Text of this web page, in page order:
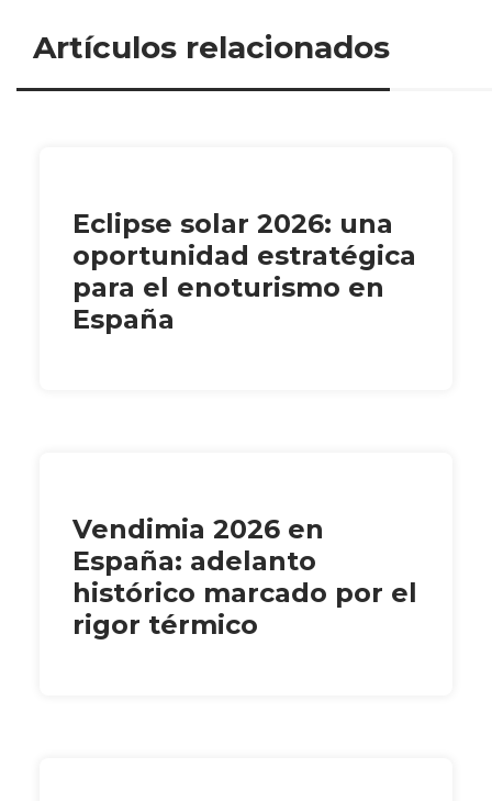
Artículos relacionados
Eclipse solar 2026: una
oportunidad estratégica
para el enoturismo en
España
Vendimia 2026 en
España: adelanto
histórico marcado por el
rigor térmico